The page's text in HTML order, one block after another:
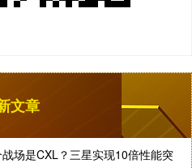
文章
场是CXL？三星实现10倍性能突